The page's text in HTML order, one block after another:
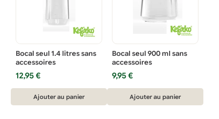
Bocal seul 1.4 litres sans
accessoires
12,95€
Ajouter au panier
Bocal seul 900 ml sans
accessoires
9,95 €
Ajouter au panier